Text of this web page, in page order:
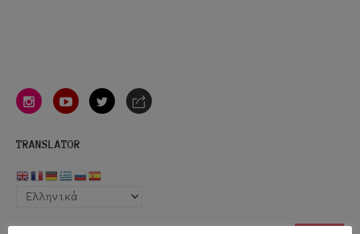
instagramyoutube twittere-
TRANSLATOR